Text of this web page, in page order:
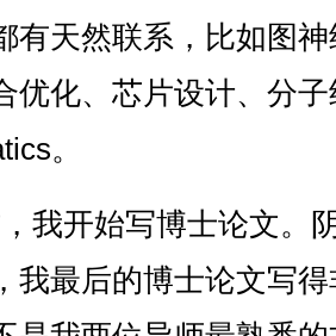
有天然联系，比如图
优化、芯片设计、分
。
我开始写博士论文。
我最后的博士论文写